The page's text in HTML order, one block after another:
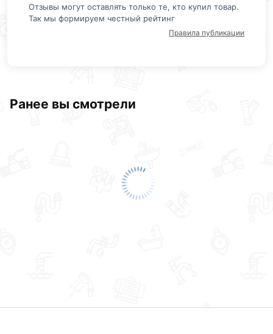
Отзывы могут оставлять только те, кто купил товар.
Так мы формируем честный рейтинг
Правила публикации
Ранее вы смотрели